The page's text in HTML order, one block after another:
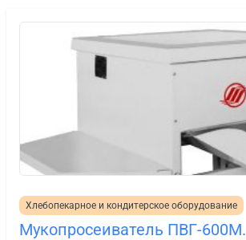
Хлебопекарное и кондитерское оборудование
Мукопросеиватель ПВГ-600М.